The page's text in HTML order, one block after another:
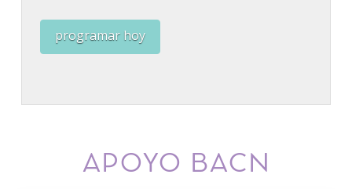
programar hoy
APOYO BACN